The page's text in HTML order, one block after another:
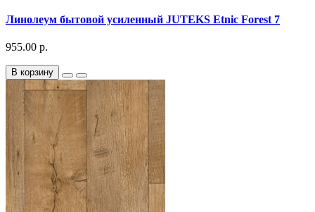
Линолеум бытовой усиленный JUTEKS Etnic Forest 7
955.00 р.
В корзину